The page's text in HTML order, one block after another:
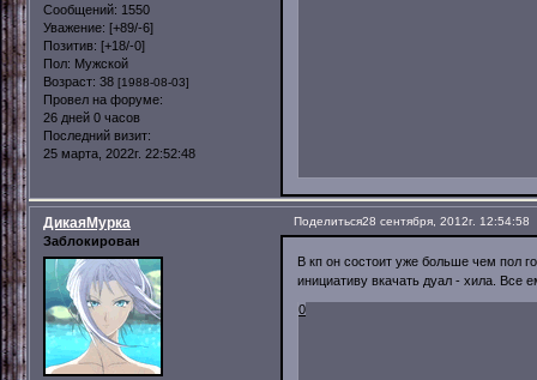
Сообщений: 1550
Уважение: [+89/-6]
Позитив: [+18/-0]
Пол: Мужской
Возраст: 38 [1988-08-03]
Провел на форуме:
26 дней 0 часов
Последний визит:
25 марта, 2022г. 22:52:48
Поделиться28 сентября, 2012г. 12:54:58
ДикаяМурка
Заблокирован
В кп он состоит уже больше чем пол
инициативу вкачать дуал - хила. Все
0